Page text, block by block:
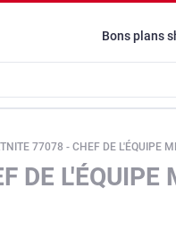
Bons plans
77078 - CHEF DE L'ÉQUIPE
DE L'ÉQUIPE